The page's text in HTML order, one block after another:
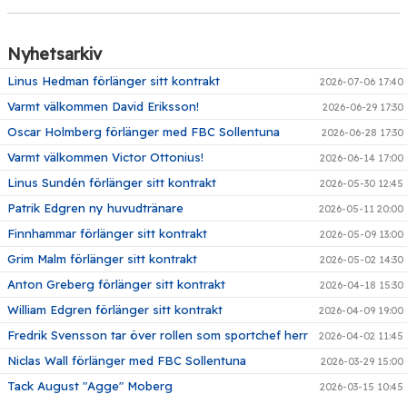
Nyhetsarkiv
Linus Hedman förlänger sitt kontrakt 2026-07-06 17:40
Varmt välkommen David Eriksson! 2026-06-29 17:30
Oscar Holmberg förlänger med FBC Sollentuna 2026-06-28 17:30
Varmt välkommen Victor Ottonius! 2026-06-14 17:00
Linus Sundén förlänger sitt kontrakt 2026-05-30 12:45
Patrik Edgren ny huvudtränare 2026-05-11 20:00
Finnhammar förlänger sitt kontrakt 2026-05-09 13:00
Grim Malm förlänger sitt kontrakt 2026-05-02 14:30
Anton Greberg förlänger sitt kontrakt 2026-04-18 15:30
William Edgren förlänger sitt kontrakt 2026-04-09 19:00
Fredrik Svensson tar över rollen som sportchef herr 2026-04-02 11:45
Niclas Wall förlänger med FBC Sollentuna 2026-03-29 15:00
Tack August "Agge" Moberg 2026-03-15 10:45